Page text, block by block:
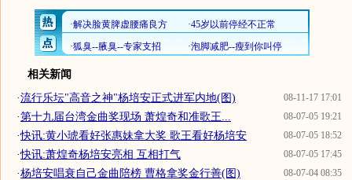
相关新闻
08-11-17 17:01
·流行乐坛"高音之神"杨培安正式进军内地(图)
08-07-05 19:21
·第十九届台湾金曲奖现场 萧煌奇和准歌王...
08-07-05 18:52
·快讯:黄小琥看好张惠妹拿大奖 歌王看好杨培安
08-07-05 17:45
·快讯:萧煌奇杨培安亮相 互相打气
08-07-04 08:35
·杨培安唱衰自己金曲陪榜 曹格拿奖金行善(图)